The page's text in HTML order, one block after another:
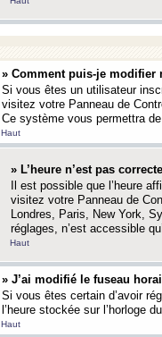
» Comment puis-je modifier
Si vous êtes un utilisateur
visitez votre Panneau de
Ce système vous permettra
Haut
» L’heure n’est pas
Il est possible que l’heure
visitez votre Panneau de
Londres, Paris, New York,
réglages, n’est accessible
Haut
» J’ai modifié le fuseau
Si vous êtes certain d’avoir
l’heure stockée sur l’horloge
Haut